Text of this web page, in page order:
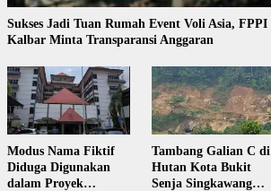
Sukses Jadi Tuan Rumah Event Voli Asia, FPPI
Kalbar Minta Transparansi Anggaran
Modus Nama Fiktif
Diduga Digunakan
dalam Proyek
Tambang Galian C di
Hutan Kota Bukit
Senja Singkawang